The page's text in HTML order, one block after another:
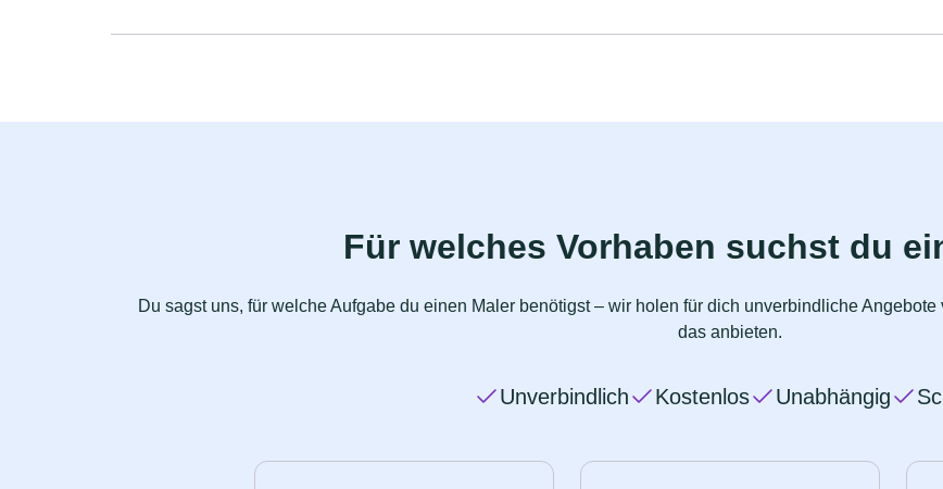
Für welches Vorhaben suchst du
Du sagst uns, für welche Aufgabe du einen Maler benötigst – wir holen für dich unverbindliche
das anbieten.
Unverbindlich Kostenlos Unabhängig